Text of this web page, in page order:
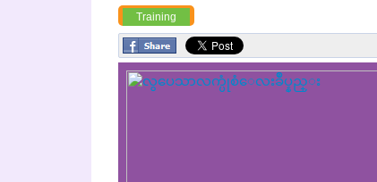
Training